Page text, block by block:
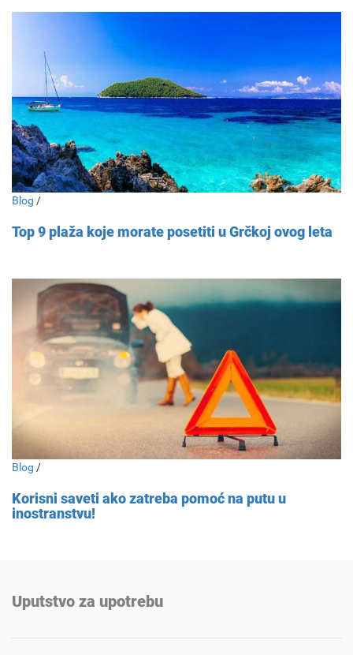
Blog /
Top 9 plaža koje morate posetiti u Grčkoj ovog leta
Blog /
Korisni saveti ako zatreba pomoć na putu u
inostranstvu!
Uputstvo za upotrebu